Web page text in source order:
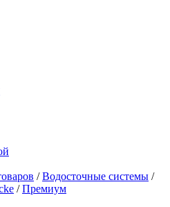
/ Водосточные системы /
/ Премиум